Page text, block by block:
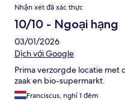
Nhận xét đã xác thực
10/10 - Ngoại hạng
03/01/2026
Dịch với Google
Prima verzorgde locatie met
zaak en bio-supermarkt.
Franciscus, nghỉ 1 đêm